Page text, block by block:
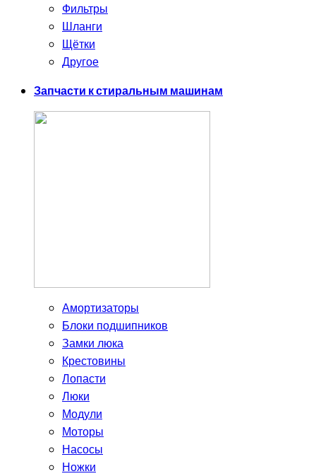
Фильтры
Шланги
Щётки
Другое
Запчасти к стиральным машинам
Амортизаторы
Блоки подшипников
Замки люка
Крестовины
Лопасти
Люки
Модули
Моторы
Насосы
Ножки